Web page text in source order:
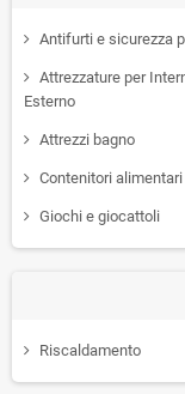
Antifurti e sicurezza
Attrezzature per
Esterno
Attrezzi bagno
Contenitori alimentari
Giochi e giocattoli
Riscaldamento